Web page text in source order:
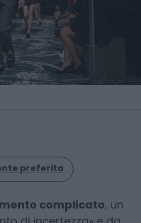
preferita
complicato, un